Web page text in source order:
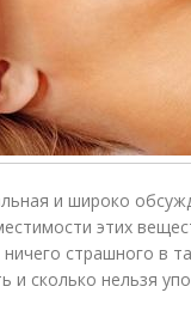
и широко
этих
страшно­го в
и сколько нельзя